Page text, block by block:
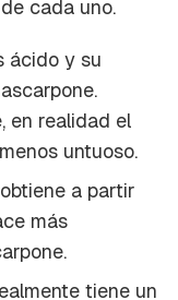
cada uno.
ácido y su
en realidad el
untuoso.
a partir
más
tiene un